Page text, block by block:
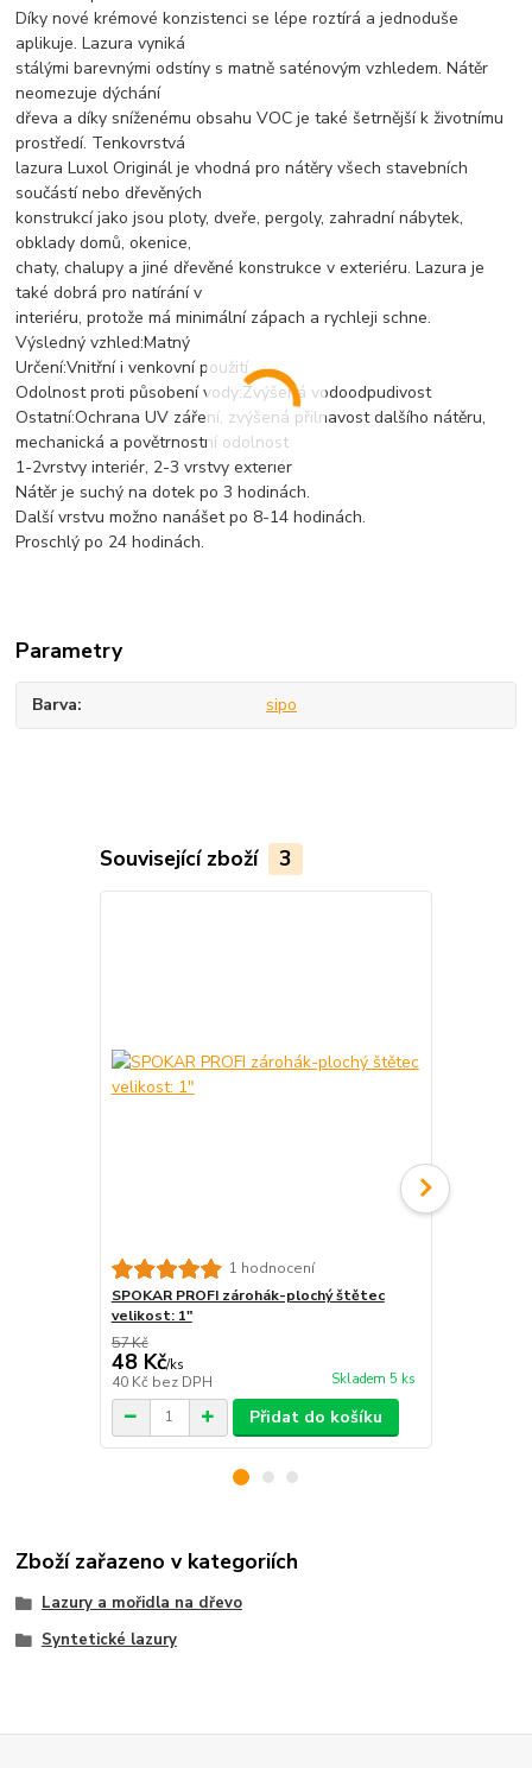
Díky nové krémové konzistenci se lépe roztírá a jednoduše
aplikuje. Lazura vyniká
stálými barevnými odstíny s matně saténovým vzhledem. Nátěr
neomezuje dýchání
dřeva a díky sníženému obsahu VOC je také šetrnější k životnímu
prostředí. Tenkovrstvá
lazura Luxol Originál je vhodná pro nátěry všech stavebních
součástí nebo dřevěných
konstrukcí jako jsou ploty, dveře, pergoly, zahradní nábytek,
obklady domů, okenice,
chaty, chalupy a jiné dřevěné konstrukce v exteriéru. Lazura je
také dobrá pro natírání v
interiéru, protože má minimální zápach a rychleji schne.
Výsledný vzhled:Matný
Určení:Vnitřní i venkovní použití
Odolnost proti působení vody:Zvýšená vodoodpudivost
Ostatní:Ochrana UV záření, zvýšená přilnavost dalšího nátěru,
mechanická a povětrnostní odolnost
1-2vrstvy interiér, 2-3 vrstvy exteriér
Nátěr je suchý na dotek po 3 hodinách.
Další vrstvu možno nanášet po 8-14 hodinách.
Proschlý po 24 hodinách.
Parametry
Barva sipo
Související zboží 3
1 hodnocení
SPOKAR PROFI zárohák-plochý štětec
velikost: 1"
57 Kč
48 Kč/ks
40 Kč bez DPH Skladem 5 ks
Přidat do košíku
Zboží zařazeno v kategoriích
Lazury a mořidla na dřevo
Syntetické lazury